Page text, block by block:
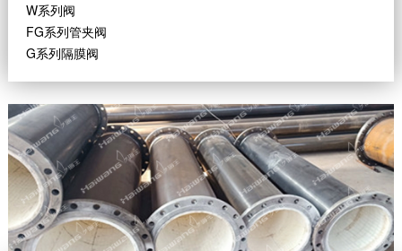
W系列阀
FG系列管夹阀
G系列隔膜阀